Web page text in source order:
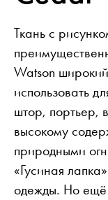
КОНТАКТ
Ткань с
Watson
использовать
штор, портьер,
высокому
природными
«Гусиная
одежды. Но ещё